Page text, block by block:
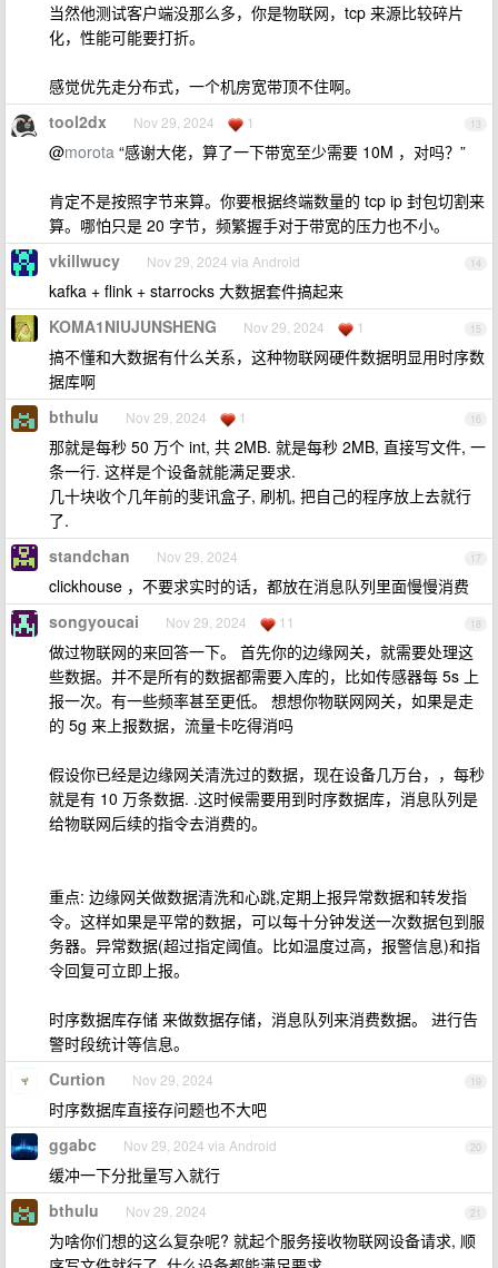
当然他测试客户端没那么多，你是物联网，tcp 来源比较碎片
化，性能可能要打折。
感觉优先走分布式，一个机房宽带顶不住啊。
13
tool2dx Nov 29, 2024 1
@morota “感谢大佬，算了一下带宽至少需要 10M ，对吗？”
肯定不是按照字节来算。你要根据终端数量的 tcp ip 封包切割来
算。哪怕只是 20 字节，频繁握手对于带宽的压力也不小。
14
vkillwucy Nov 29, 2024 via Android
kafka + flink + starrocks 大数据套件搞起来
15
KOMA1NIUJUNSHENG Nov 29, 2024 1
搞不懂和大数据有什么关系，这种物联网硬件数据明显用时序数
据库啊
16
bthulu Nov 29, 2024 1
那就是每秒 50 万个 int, 共 2MB. 就是每秒 2MB, 直接写文件, 一
条一行. 这样是个设备就能满足要求.
几十块收个几年前的斐讯盒子, 刷机, 把自己的程序放上去就行
了.
17
standchan Nov 29, 2024
clickhouse ，不要求实时的话，都放在消息队列里面慢慢消费
18
songyoucai Nov 29, 2024 11
做过物联网的来回答一下。 首先你的边缘网关，就需要处理这
些数据。并不是所有的数据都需要入库的，比如传感器每 5s 上
报一次。有一些频率甚至更低。 想想你物联网网关，如果是走
的 5g 来上报数据，流量卡吃得消吗
假设你已经是边缘网关清洗过的数据，现在设备几万台，，每秒
就是有 10 万条数据. .这时候需要用到时序数据库，消息队列是
给物联网后续的指令去消费的。
重点: 边缘网关做数据清洗和心跳,定期上报异常数据和转发指
令。这样如果是平常的数据，可以每十分钟发送一次数据包到服
务器。异常数据(超过指定阈值。比如温度过高，报警信息)和指
令回复可立即上报。
时序数据库存储 来做数据存储，消息队列来消费数据。 进行告
警时段统计等信息。
19
Curtion Nov 29, 2024
时序数据库直接存问题也不大吧
20
ggabc Nov 29, 2024 via Android
缓冲一下分批量写入就行
21
bthulu Nov 29, 2024
为啥你们想的这么复杂呢? 就起个服务接收物联网设备请求, 顺